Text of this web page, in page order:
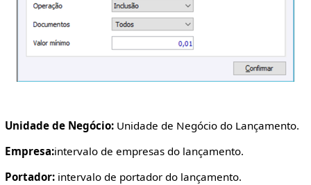
Unidade de Negócio:Unidade de Negócio do Lançamento.
Empresa:intervalo de empresas do lançamento.
Portador:intervalo de portador do lançamento.